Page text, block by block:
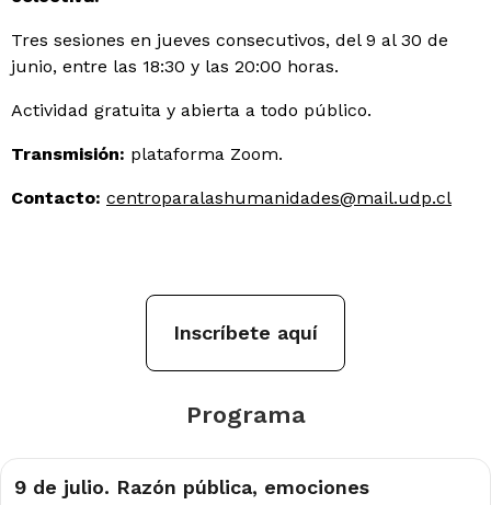
Tres sesiones en jueves consecutivos, del 9 al 30 de
junio, entre las 18:30 y las 20:00 horas.
Actividad gratuita y abierta a todo público.
Transmisión: plataforma Zoom.
Contacto: centroparalashumanidades@mail.udp.cl
Inscríbete aquí
Programa
9 de julio. Razón pública, emociones